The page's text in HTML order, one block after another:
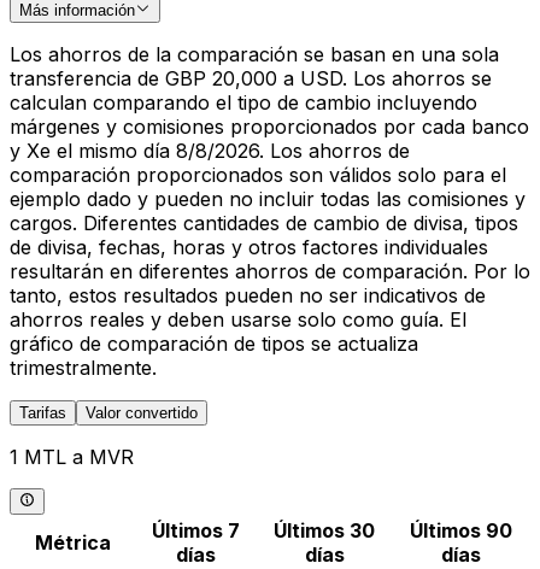
Más información
Los ahorros de la comparación se basan en una sola
transferencia de GBP 20,000 a USD. Los ahorros se
calculan comparando el tipo de cambio incluyendo
márgenes y comisiones proporcionados por cada banco
y Xe el mismo día 8/8/2026. Los ahorros de
comparación proporcionados son válidos solo para el
ejemplo dado y pueden no incluir todas las comisiones y
cargos. Diferentes cantidades de cambio de divisa, tipos
de divisa, fechas, horas y otros factores individuales
resultarán en diferentes ahorros de comparación. Por lo
tanto, estos resultados pueden no ser indicativos de
ahorros reales y deben usarse solo como guía. El
gráfico de comparación de tipos se actualiza
trimestralmente.
Tarifas Valor convertido
1 MTL a MVR
Métrica
Últimos 7
días
Últimos 30
días
Últimos 90
días